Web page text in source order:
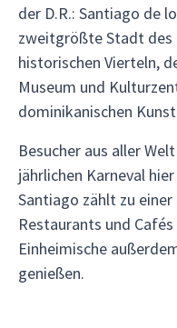
der D.R.: Santiago de
zweitgrößte Stadt
historischen Vierteln,
Museum und
dominikanischen
Besucher aus aller
jährlichen Karneval
Santiago zählt zu
Restaurants und
Einheimische
genießen.